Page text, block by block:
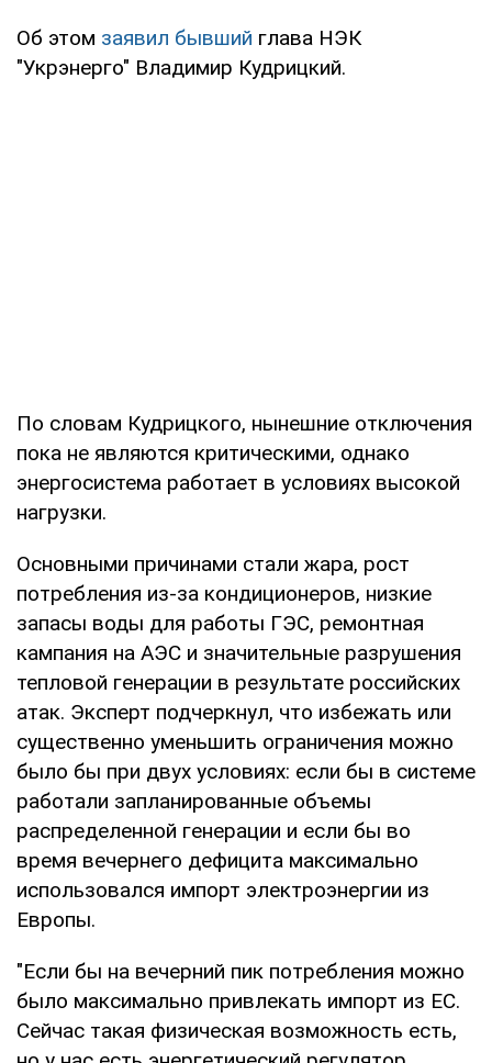
Об этом заявил бывший глава НЭК
"Укрэнерго" Владимир Кудрицкий.
По словам Кудрицкого, нынешние отключения
пока не являются критическими, однако
энергосистема работает в условиях высокой
нагрузки.
Основными причинами стали жара, рост
потребления из-за кондиционеров, низкие
запасы воды для работы ГЭС, ремонтная
кампания на АЭС и значительные разрушения
тепловой генерации в результате российских
атак. Эксперт подчеркнул, что избежать или
существенно уменьшить ограничения можно
было бы при двух условиях: если бы в системе
работали запланированные объемы
распределенной генерации и если бы во
время вечернего дефицита максимально
использовался импорт электроэнергии из
Европы.
"Если бы на вечерний пик потребления можно
было максимально привлекать импорт из ЕС.
Сейчас такая физическая возможность есть,